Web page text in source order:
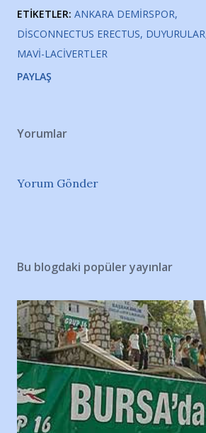
ETIKETLER: ANKARA DEMIRSPOR
DISCONNECTUS ERECTUS DUYURULAR
MAVI-LACIVERTLER
PAYLAŞ
Yorumlar
Yorum Gönder
Bu blogdaki popüler yayınlar